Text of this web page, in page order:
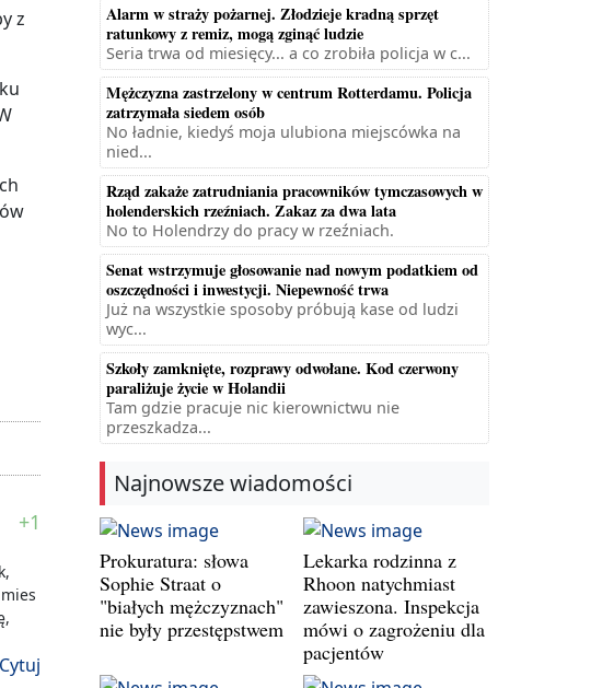
z
+1
Cytuj
Alarm w straży pożarnej. Złodzieje kradną sprzęt
ratunkowy z remiz, mogą zginąć ludzie
Seria trwa od miesięcy... a co zrobiła policja w c...
Mężczyzna zastrzelony w centrum Rotterdamu. Policja
zatrzymała siedem osób
No ładnie, kiedyś moja ulubiona miejscówka na
nied...
Rząd zakaże zatrudniania pracowników tymczasowych w
holenderskich rzeźniach. Zakaz za dwa lata
No to Holendrzy do pracy w rzeźniach.
Senat wstrzymuje głosowanie nad nowym podatkiem od
oszczędności i inwestycji. Niepewność trwa
Już na wszystkie sposoby próbują kase od ludzi
wyc...
Szkoły zamknięte, rozprawy odwołane. Kod czerwony
paraliżuje życie w Holandii
Tam gdzie pracuje nic kierownictwu nie
przeszkadza...
Najnowsze wiadomości
Prokuratura: słowa
Sophie Straat o
"białych mężczyznach"
nie były przestępstwem
Lekarka rodzinna z
Rhoon natychmiast
zawieszona. Inspekcja
mówi o zagrożeniu dla
pacjentów